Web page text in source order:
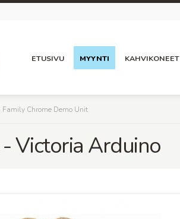
ETUSIVU MYYNTI KAHVIKONEET
Chrome Demo Unit
Victoria Arduino